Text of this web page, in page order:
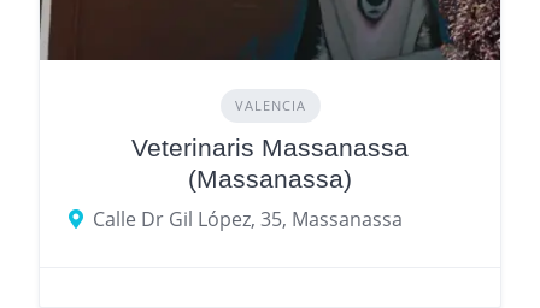
VALENCIA
Veterinaris Massanassa
(Massanassa)
Calle Dr Gil López, 35, Massanassa